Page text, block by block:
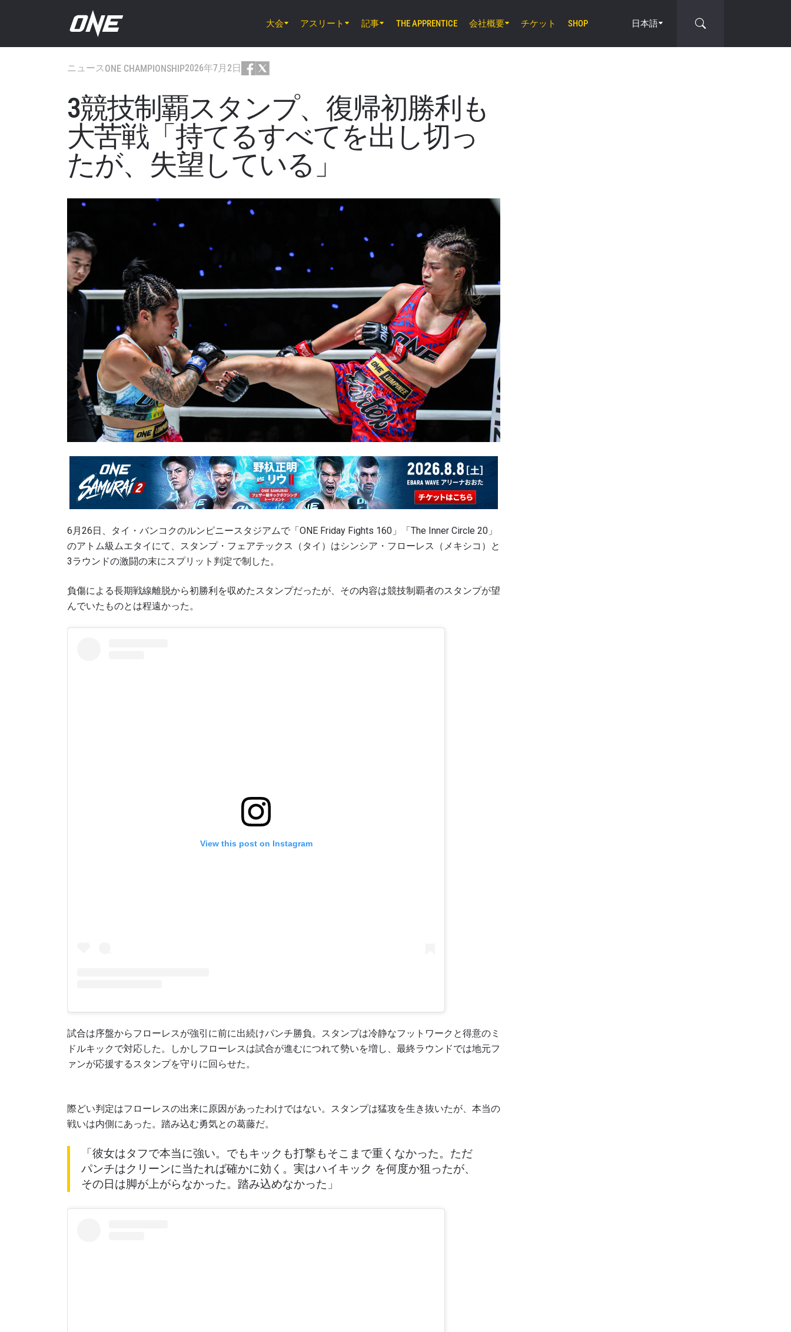
大会
8月8日（土）8時30分 UTC
EBARA WAVE アリーナおおた, 東京都
ONE SAMURAI 2
アスリート 記事 THE APPRENTICE 会社概要 チケット SHOP 日本語
ニュース ONE CHAMPIONSHIP2026年7月2日
3競技制覇スタンプ、復帰初勝利も
大苦戦「持てるすべてを出し切っ
たが、失望している」
6月26日、タイ・バンコクのルンピニースタジアムで「ONE Friday Fights 160」「The Inner Circle 20」
のアトム級ムエタイにて、スタンプ・フェアテックス（タイ）はシンシア・フローレス（メキシコ）と
3ラウンドの激闘の末にスプリット判定で制した。
負傷による長期戦線離脱から初勝利を収めたスタンプだったが、その内容は競技制覇者のスタンプが望
んでいたものとは程遠かった。
View this post on Instagram
試合は序盤からフローレスが強引に前に出続けパンチ勝負。スタンプは冷静なフットワークと得意のミ
ドルキックで対応した。しかしフローレスは試合が進むにつれて勢いを増し、最終ラウンドでは地元フ
ァンが応援するスタンプを守りに回らせた。
際どい判定はフローレスの出来に原因があったわけではない。スタンプは猛攻を生き抜いたが、本当の
戦いは内側にあった。踏み込む勇気との葛藤だ。
「彼女はタフで本当に強い。でもキックも打撃もそこまで重くなかった。ただ
パンチはクリーンに当たれば確かに効く。実はハイキック を何度か狙ったが、
その日は脚が上がらなかった。踏み込めなかった」